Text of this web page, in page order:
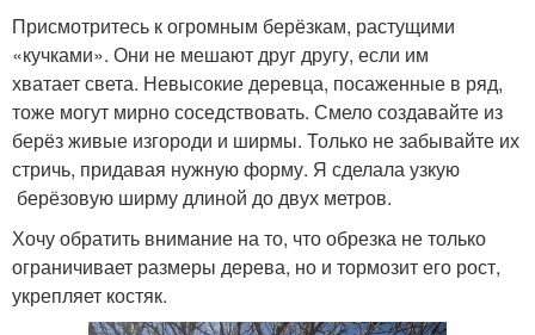
Присмотритесь к огромным берёзкам, растущими
«кучками». Они не мешают друг другу, если им
хватает света. Невысокие деревца, посаженные в ряд,
тоже могут мирно соседствовать. Смело создавайте из
берёз живые изгороди и ширмы. Только не забывайте их
стричь, придавая нужную форму. Я сделала узкую
берёзовую ширму длиной до двух метров.
Хочу обратить внимание на то, что обрезка не только
ограничивает размеры дерева, но и тормозит его рост,
укрепляет костяк.